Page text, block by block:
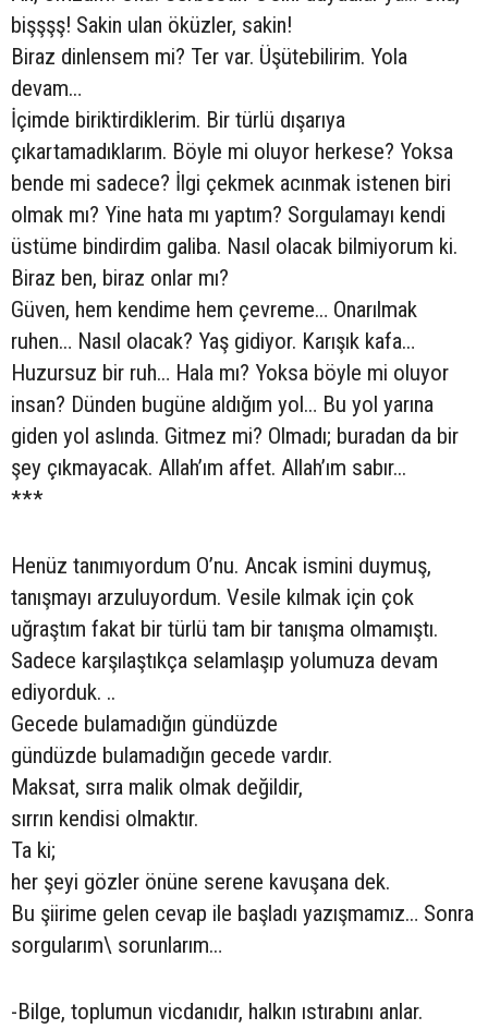
bişşşş! Sakin ulan öküzler, sakin!
Biraz dinlensem mi? Ter var. Üşütebilirim. Yola
devam…
İçimde biriktirdiklerim. Bir türlü dışarıya
çıkartamadıklarım. Böyle mi oluyor herkese? Yoksa
bende mi sadece? İlgi çekmek acınmak istenen biri
olmak mı? Yine hata mı yaptım? Sorgulamayı kendi
üstüme bindirdim galiba. Nasıl olacak bilmiyorum ki.
Biraz ben, biraz onlar mı?
Güven, hem kendime hem çevreme… Onarılmak
ruhen… Nasıl olacak? Yaş gidiyor. Karışık kafa…
Huzursuz bir ruh… Hala mı? Yoksa böyle mi oluyor
insan? Dünden bugüne aldığım yol… Bu yol yarına
giden yol aslında. Gitmez mi? Olmadı; buradan da bir
şey çıkmayacak. Allah’ım affet. Allah’ım sabır...
***
Henüz tanımıyordum O’nu. Ancak ismini duymuş,
tanışmayı arzuluyordum. Vesile kılmak için çok
uğraştım fakat bir türlü tam bir tanışma olmamıştı.
Sadece karşılaştıkça selamlaşıp yolumuza devam
ediyorduk. ..
Gecede bulamadığın gündüzde
gündüzde bulamadığın gecede vardır.
Maksat, sırra malik olmak değildir,
sırrın kendisi olmaktır.
Ta ki;
her şeyi gözler önüne serene kavuşana dek.
Bu şiirime gelen cevap ile başladı yazışmamız… Sonra
sorgularım\ sorunlarım…
-Bilge, toplumun vicdanıdır, halkın ıstırabını anlar.